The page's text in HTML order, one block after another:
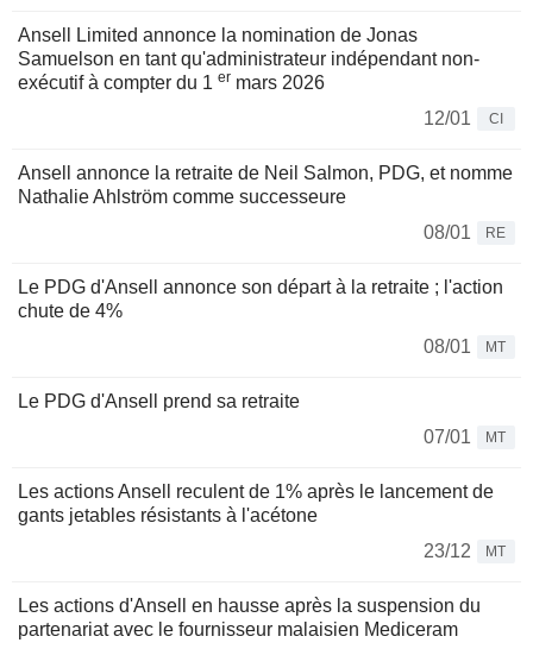
Ansell Limited annonce la nomination de Jonas
Samuelson en tant qu'administrateur indépendant non-
exécutif à compter du 1 er mars 2026
12/01
CI
Ansell annonce la retraite de Neil Salmon, PDG, et nomme
Nathalie Ahlström comme successeure
08/01
RE
Le PDG d'Ansell annonce son départ à la retraite ; l'action
chute de 4%
08/01
MT
Le PDG d'Ansell prend sa retraite
07/01
MT
Les actions Ansell reculent de 1% après le lancement de
gants jetables résistants à l'acétone
23/12
MT
Les actions d'Ansell en hausse après la suspension du
partenariat avec le fournisseur malaisien Mediceram